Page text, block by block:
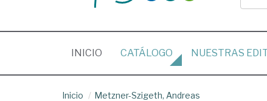
INICIO (CURRENT)
CATÁLOGO NUESTRAS
Inicio Metzner-Szigeth, Andreas